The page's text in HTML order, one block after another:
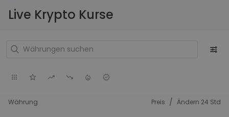
Live Krypto Kurse
Währung Preis / Ändern 24 Std